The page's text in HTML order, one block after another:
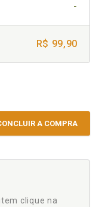
-
R$ 99,90
A COMPRA
clique na